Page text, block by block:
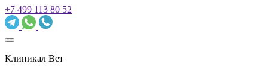
+7 499 113 80 52
Клиникал Вет